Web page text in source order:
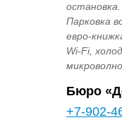
Парковка
евро-
Wi-Fi,
Бюро
+7-902-